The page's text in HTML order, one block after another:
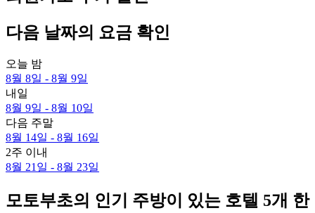
다음 날짜의 요금 확인
오늘 밤
8월 8일 - 8월 9일
내일
8월 9일 - 8월 10일
다음 주말
8월 14일 - 8월 16일
2주 이내
8월 21일 - 8월 23일
모토부초의 인기 주방이 있는 호텔 5개 한